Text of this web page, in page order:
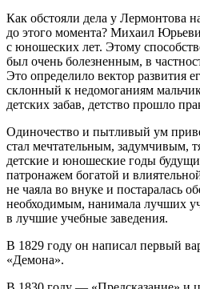
Как обстояли дела у Лермонтова
до этого момента? Михаил
с юношеских лет. Этому
был очень болезненным, в
Это определило вектор развития
склонный к недомоганиям
детских забав, детство прошло
Одиночество и пытливый ум
стал мечтательным, задумчивым,
детские и юношеские годы
патронажем богатой и
не чаяла во внуке и постаралась
необходимым, нанимала лучших
в лучшие учебные заведения.
В 1829 году он написал первый
«Демона».